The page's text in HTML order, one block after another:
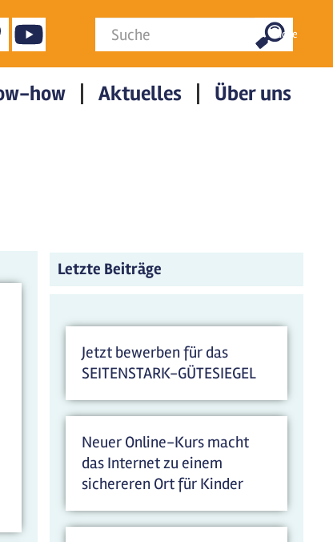
Suchformular Suche
how Aktuelles Über uns
Letzte Beiträge
Jetzt bewerben für das
SEITENSTARK-GÜTESIEGEL
Neuer Online-Kurs macht
das Internet zu einem
sichereren Ort für Kinder